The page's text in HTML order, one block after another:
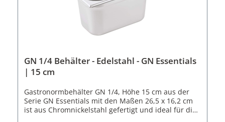
ChromnickelstahlLänge: 26,5 cmBreite: 16,2
cmHöhe: 10 cmVolumen: 2,8
LStapelbarSpülmaschinenfest
GN 1/4 Behälter - Edelstahl - GN Essentials
| 15 cm
Gastronormbehälter GN 1/4, Höhe 15 cm aus der
Serie GN Essentials mit den Maßen 26,5 x 16,2 cm
ist aus Chromnickelstahl gefertigt und ideal für die